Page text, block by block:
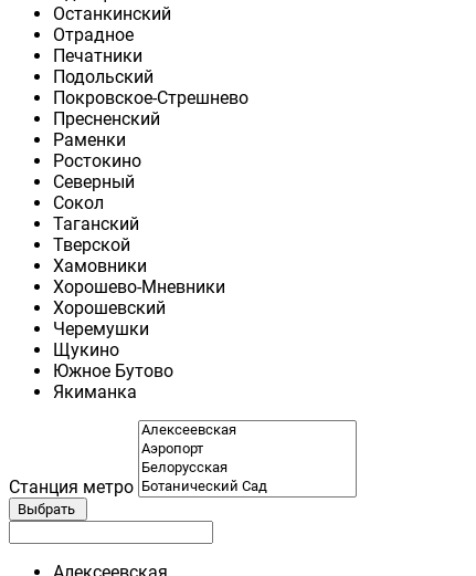
Останкинский
Отрадное
Печатники
Подольский
Покровское-Стрешнево
Пресненский
Раменки
Ростокино
Северный
Сокол
Таганский
Тверской
Хамовники
Хорошево-Мневники
Хорошевский
Черемушки
Щукино
Южное Бутово
Якиманка
Станция метро
Выбрать